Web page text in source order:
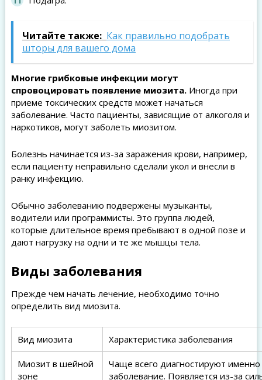
Читайте также: Как правильно подобрать
шторы для вашего дома
Многие грибковые инфекции могут
спровоцировать появление миозита.Иногда при
приеме токсических средств может начаться
заболевание. Часто пациенты, зависящие от алкоголя и
наркотиков, могут заболеть миозитом.
Болезнь начинается из-за заражения крови, например,
если пациенту неправильно сделали укол и внесли в
ранку инфекцию.
Обычно заболеванию подвержены музыканты,
водители или программисты. Это группа людей,
которые длительное время пребывают в одной позе и
дают нагрузку на одни и те же мышцы тела.
Виды заболевания
Прежде чем начать лечение, необходимо точно
определить вид миозита.
Вид миозита Характеристика заболевания
Миозит в шейной
зоне
Чаще всего диагностируют именно
заболевание. Появляется из-за